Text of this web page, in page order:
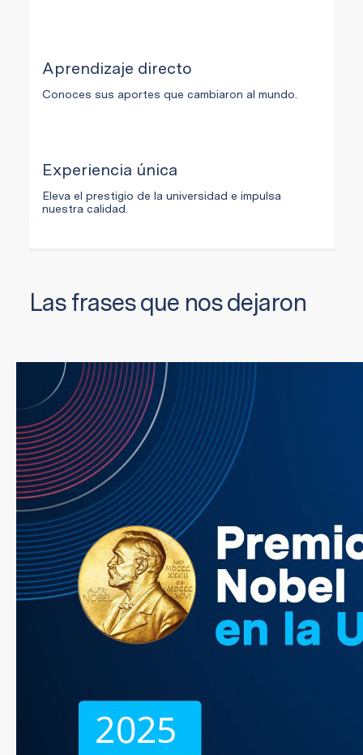
Aprendizaje directo
Conoces sus aportes que cambiaron al mundo.
Experiencia única
Eleva el prestigio de la universidad e impulsa
nuestra calidad.
Las frases que nos dejaron